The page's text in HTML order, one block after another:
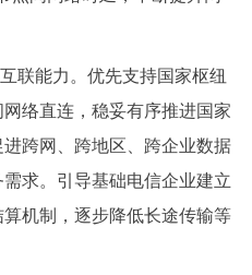
能力。优先支持国家枢纽
络直连，稳妥有序推进国家
跨网、跨地区、跨企业数据
求。引导基础电信企业建立
机制，逐步降低长途传输等